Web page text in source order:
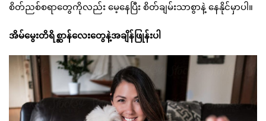
စိတ်ညစ်စရာတွေကိုလည်း မေ့နေပြီး စိတ်ချမ်းသာစွာနဲ့ နေနိုင်မှာပါ။
အိမ်မွေးတိရိစ္ဆာန်လေးတွေနဲ့အချိန်ဖြုန်းပါ